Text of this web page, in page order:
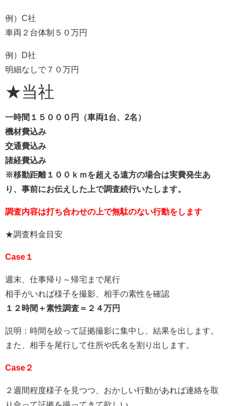
例）C社
車両２台体制５０万円
例）D社
明細なしで７０万円
★当社
一時間１５０００円（車両1台、2名）
機材費込み
交通費込み
諸経費込み
※移動距離１００ｋｍを超える遠方の場合は実費発生あ
り、事前にお伝えした上で調査続行いたします。
調査内容は打ち合わせの上で無駄のない行動をします
★調査料金目安
Case１
週末、仕事帰り～帰宅まで尾行
相手がいれば様子を撮影、相手の素性を確認
１２時間＋素性調査＝２４万円
説明：時間を絞って証拠撮影に集中し、結果を出します。
また、相手を尾行して住所や氏名を割り出します。
Case２
２週間程度様子を見つつ、おかしい行動があれば連絡を取
り合って証拠を撮ってきて欲しい